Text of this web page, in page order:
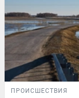
ПРОИСШЕСТВИЯ